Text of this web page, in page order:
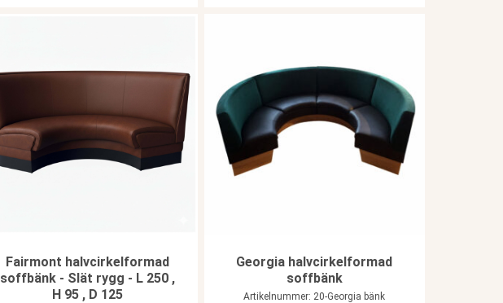
Fairmont halvcirkelformad
soffbänk - Slät rygg - L 250 ,
H 95 , D 125
Georgia halvcirkelformad
soffbänk
Artikelnummer: 20-Georgia bänk